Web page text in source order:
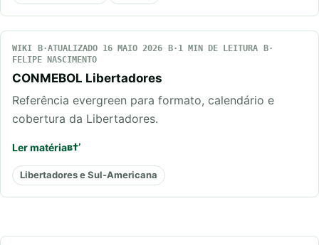
WIKI ATUALIZADO 16 MAIO 2026
1 MIN DE LEITURA
FELIPE NASCIMENTO
CONMEBOL Libertadores
Referência evergreen para formato, calendário e
cobertura da Libertadores.
Ler matéria
Libertadores e Sul-Americana